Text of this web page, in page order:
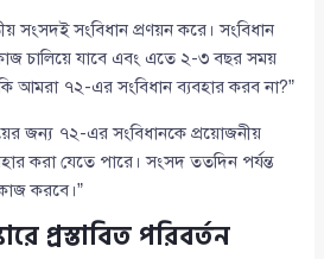
সংবিধান প্রণয়ন করে। সংবিধান
চালিয়ে যাবে এবং এতে ২-৩ বছর সময়
আমরা ৭২-এর সংবিধান ব্যবহার করব না?”
জন্য ৭২-এর সংবিধানকে প্রয়োজনীয়
করা যেতে পারে। সংসদ ততদিন পর্যন্ত
করবে।”
প্রস্তাবিত পরিবর্তন